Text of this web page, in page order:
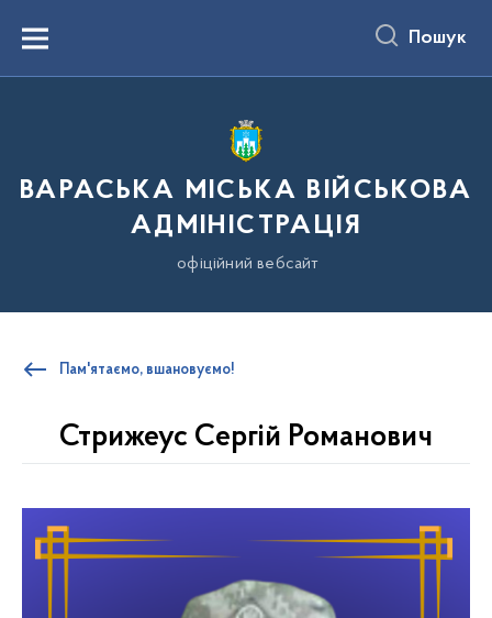
вмістуMenu Пошук
ВАРАСЬКА МІСЬКА ВІЙСЬКОВА
АДМІНІСТРАЦІЯ
офіційний вебсайт
Пам'ятаємо, вшановуємо!
Стрижеус Сергій Романович